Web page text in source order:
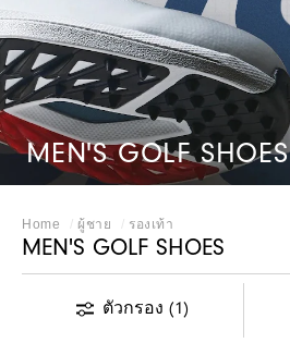
MEN'S GOLF SHOES
Home ผู้ชาย รองเท้า
MEN'S GOLF SHOES
ตัวกรอง (1)